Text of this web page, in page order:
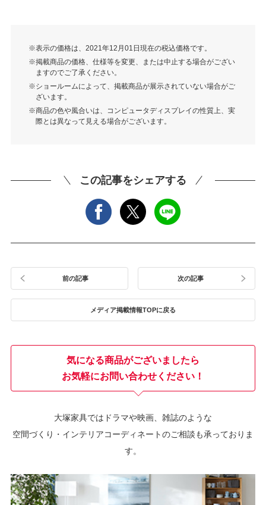
表示の価格は、2021年12月01日現在の税込価格です。
掲載商品の価格、仕様等を変更、または中止する場合がござい
ますのでご了承ください。
ショールームによって、掲載商品が展示されていない場合がご
ざいます。
商品の色や風合いは、コンピュータディスプレイの性質上、実
際とは異なって見える場合がございます。
この記事をシェアする
前の記事
メディア掲載情報TOPに戻る
次の記事
気になる商品がございましたら
お気軽にお問い合わせください！
大塚家具ではドラマや映画、雑誌のような
空間づくり・インテリアコーディネートのご相談も承っておりま
す。